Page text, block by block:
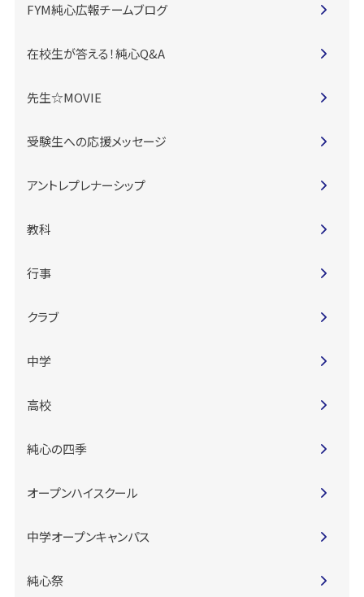
FYM純心広報チームブログ
在校生が答える！純心Q&A
先生☆MOVIE
受験生への応援メッセージ
アントレプレナーシップ
教科
行事
クラブ
中学
高校
純心の四季
オープンハイスクール
中学オープンキャンパス
純心祭